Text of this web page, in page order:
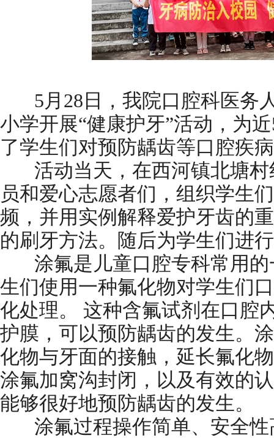
5月28日，我院口腔科医务
小学开展“健康护牙”活动，为
了学生们对预防龋齿等口腔疾
活动当天，在西河镇北塘村
员和爱心志愿者们，组织学生
频，并用实例解释爱护牙齿的
的刷牙方法。随后为学生们进
涂氟是儿童口腔专科常用的
生们使用一种氟化物对学生们
化处理。 这种含氟试剂在口腔
护膜，可以预防龋齿的发生。
化物与牙面的接触，延长氟化
涂氟加窝沟封闭，以及有效的
能够很好地预防龋齿的发生。
涂氟过程操作简单、安全性